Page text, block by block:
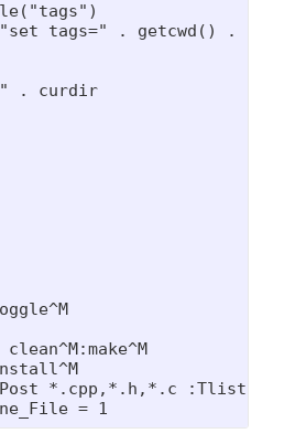
tags=" . getcwd() . "/
. curdir
*.cpp,*.h,*.c
= 1